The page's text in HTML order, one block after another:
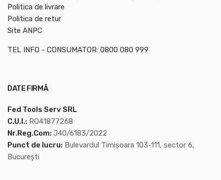
Politica de livrare
Politica de retur
Site ANPC
TEL INFO - CONSUMATOR: 0800 080 999
DATE FIRMĂ
Fed Tools Serv SRL
C.U.I.: RO41877268
Nr.Reg.Com: J40/6183/2022
Punct de lucru: Bulevardul Timișoara 103-111, sector 6,
București